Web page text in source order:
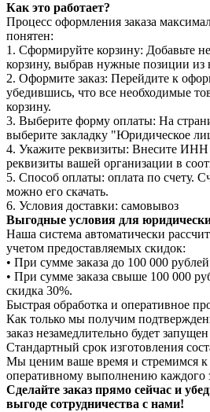
Как это работает?
Процесс оформления заказа
понятен:
1. Сформируйте корзину: Добавьте
корзину, выбрав нужные позиции из
2. Оформите заказ: Перейдите к
убедившись, что все необходимые
корзину.
3. Выберите форму оплаты: На
выберите закладку "Юридическое
4. Укажите реквизиты: Внесите ИНН
реквизиты вашей организации в
5. Способ оплаты: оплата по счету.
можно его скачать.
6. Условия доставки: самовывоз
Выгодные условия для
Наша система автоматически
учетом предоставляемых скидок:
• При сумме заказа до 100 000
• При сумме заказа свыше 100 000
скидка 30%.
Быстрая обработка и оперативное
Как только мы получим
заказ незамедлительно будет
Стандартный срок изготовления
Мы ценим ваше время и стремимся к
оперативному выполнению каждого
Сделайте заказ прямо сейчас и
выгоде сотрудничества с нами!